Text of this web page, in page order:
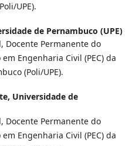
UPE).
de Pernambuco (UPE)
Docente Permanente do
Engenharia Civil (PEC) da
(Poli/UPE).
Universidade de
Docente Permanente do
Engenharia Civil (PEC) da